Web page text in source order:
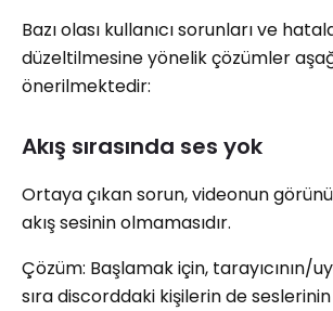
Bazı olası kullanıcı sorunları ve
düzeltilmesine yönelik çözümler
önerilmektedir:
Akış sırasında ses yok
Ortaya çıkan sorun, videonun
akış sesinin olmamasıdır.
Çözüm: Başlamak için, tarayıcının/
sıra discorddaki kişilerin de seslerinin